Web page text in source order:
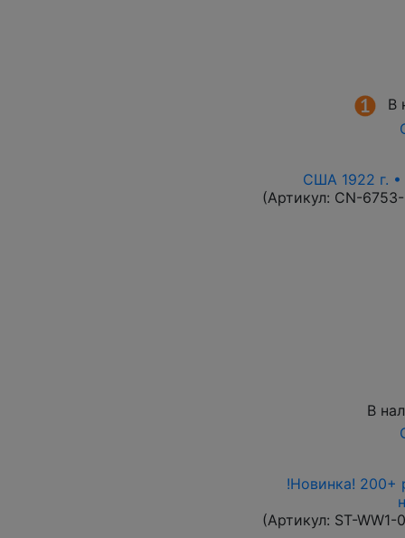
В
США 1922 г. •
(Артикул: CN-
В
!Новинка! 200+
(Артикул: ST-